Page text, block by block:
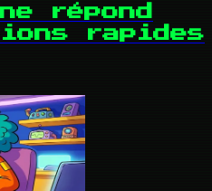
répond
rapides